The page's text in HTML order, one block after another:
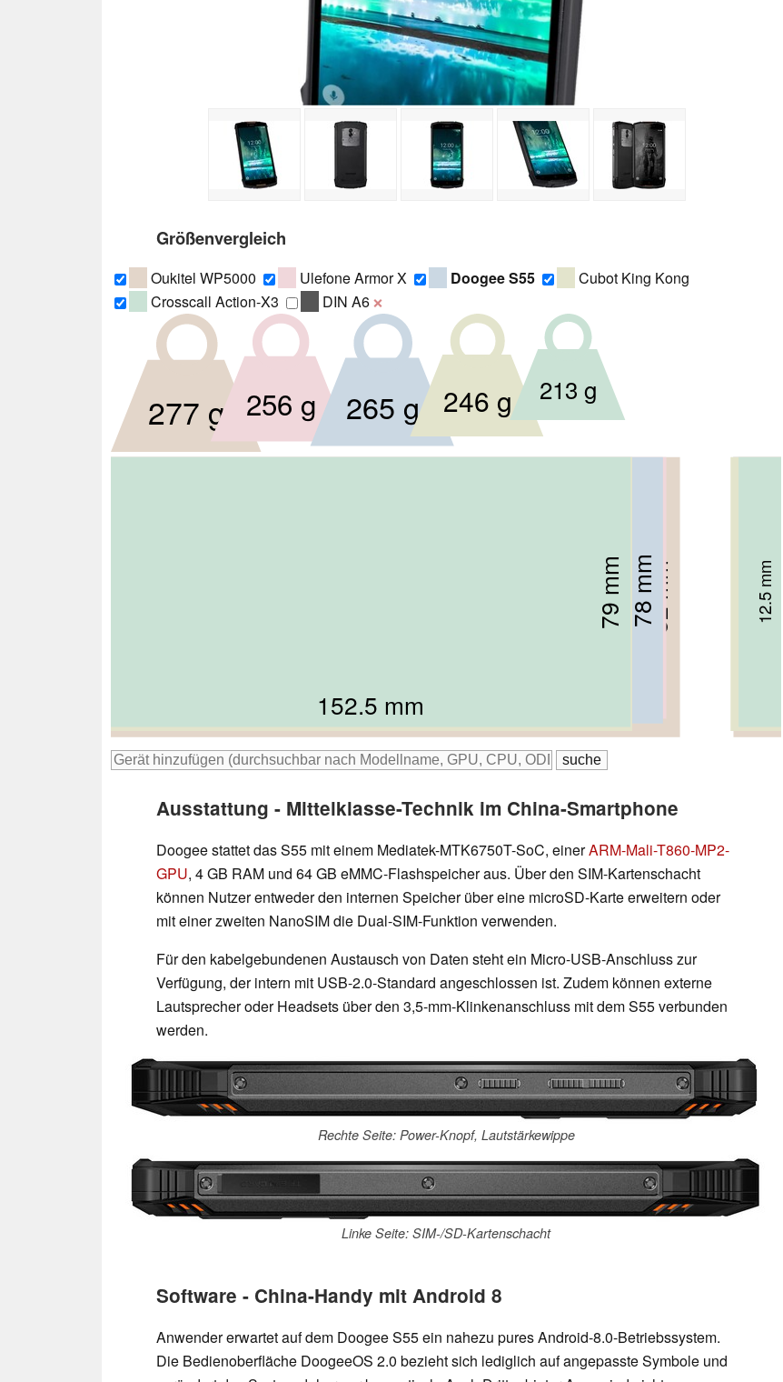
Größenvergleich
Oukitel WP5000 Ulefone Armor X Doogee S55
Cubot King Kong
Crosscall Action-X3
DIN A6 ❌
167 mm
82 mm 14 mm
277 g
163 mm
76.6 mm 14 mm
256 g
162 mm
78 mm 14.15 mm
265 g
153 mm
80.2 mm 14.85 mm
246 g
152.5 mm
79 mm 12.5 mm
213 g
Ausstattung - Mittelklasse-Technik im China-Smartphone
Doogee stattet das S55 mit einem Mediatek-MTK6750T-SoC, einerARM-Mali-T860-MP2-
GPU, 4 GB RAM und 64 GB eMMC-Flashspeicher aus. Über den SIM-Kartenschacht
können Nutzer entweder den internen Speicher über eine microSD-Karte erweitern oder
mit einer zweiten NanoSIM die Dual-SIM-Funktion verwenden.
Für den kabelgebundenen Austausch von Daten steht ein Micro-USB-Anschluss zur
Verfügung, der intern mit USB-2.0-Standard angeschlossen ist. Zudem können externe
Lautsprecher oder Headsets über den 3,5-mm-Klinkenanschluss mit dem S55 verbunden
werden.
Rechte Seite: Power-Knopf, Lautstärkewippe
Linke Seite: SIM-/SD-Kartenschacht
Software - China-Handy mit Android 8
Anwender erwartet auf dem Doogee S55 ein nahezu pures Android-8.0-Betriebssystem.
Die Bedienoberfläche DoogeeOS 2.0 bezieht sich lediglich auf angepasste Symbole und